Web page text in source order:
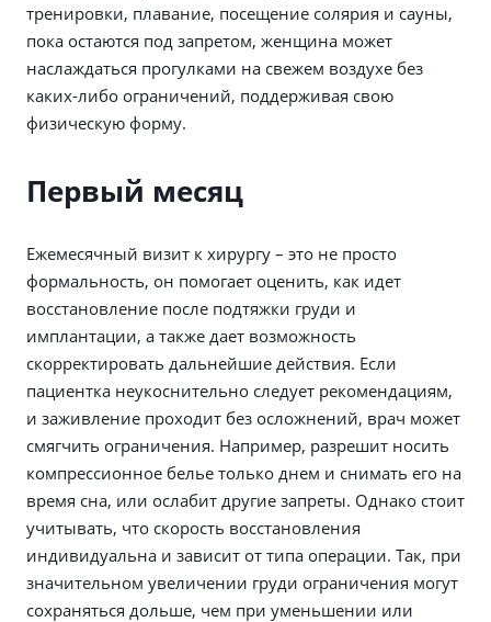
тренировки, плавание, посещение солярия и сауны,
пока остаются под запретом, женщина может
наслаждаться прогулками на свежем воздухе без
каких-либо ограничений, поддерживая свою
физическую форму.
Первый месяц
Ежемесячный визит к хирургу – это не просто
формальность, он помогает оценить, как идет
восстановление после подтяжки груди и
имплантации, а также дает возможность
скорректировать дальнейшие действия. Если
пациентка неукоснительно следует рекомендациям,
и заживление проходит без осложнений, врач может
смягчить ограничения. Например, разрешит носить
компрессионное белье только днем и снимать его на
время сна, или ослабит другие запреты. Однако стоит
учитывать, что скорость восстановления
индивидуальна и зависит от типа операции. Так, при
значительном увеличении груди ограничения могут
сохраняться дольше, чем при уменьшении или